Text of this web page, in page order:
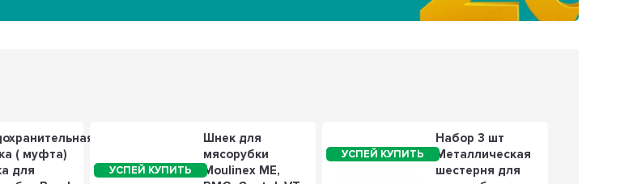
( муфта)
для
Шнек для
мясорубки
Moulinex ME,
Набор 3 шт
Металлическая
шестерня для